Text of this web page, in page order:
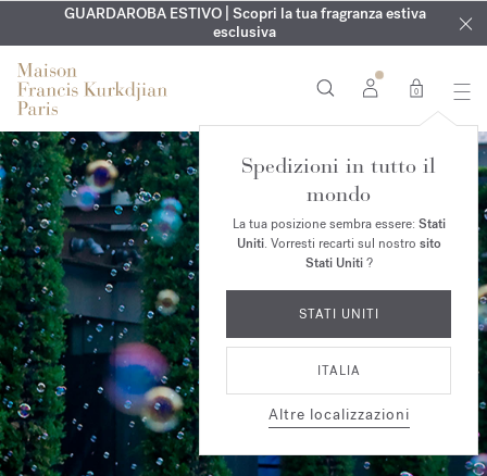
ESCLUSIVO | Scopri la nuova fragranza OUDvelvet moodnel
tuo ordine*
INCISIONE GRATUITA | Su tutte le fragranze e gli oli per il
corpo fino al 9 agosto
GUARDAROBA ESTIVO | Scopri la tua fragranza estiva
esclusiva
0
Spedizioni in tutto il
mondo
La tua posizione sembra essere: Stati
Uniti. Vorresti recarti sul nostro sito
Stati Uniti?
STATI UNITI
ITALIA
Altre localizzazioni